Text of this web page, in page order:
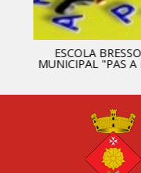
ESCOLA
MUNICIPAL "PAS A